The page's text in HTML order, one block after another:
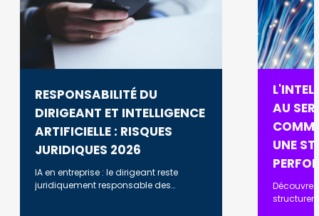
RESPONSABILITÉ DU
DIRIGEANT ET INTELLIGENCE
ARTIFICIELLE : RISQUES
JURIDIQUES 2026
IA en entreprise : le dirigeant reste
juridiquement responsable des
AU
UNE
structurer